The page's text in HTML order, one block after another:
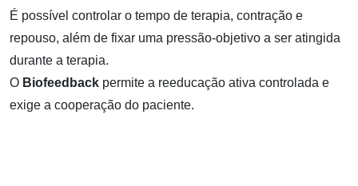
É possível controlar o tempo de terapia, contração e
repouso, além de fixar uma pressão-objetivo a ser atingida
durante a terapia.
O Biofeedback permite a reeducação ativa controlada e
exige a cooperação do paciente.